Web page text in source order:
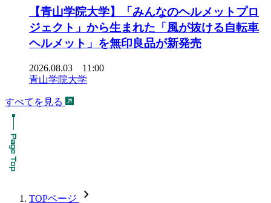
【青山学院大学】「みんなのヘルメットプロ
ジェクト」から生まれた「風が抜ける自転車
ヘルメット」を無印良品が新発売
2026.08.03 11:00
青山学院大学
すべてを見る
TOPページ chevron_forward